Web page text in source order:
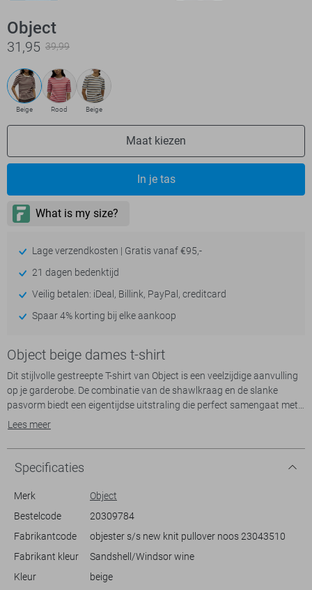
Object
31,95 39,99
Beige Rood Beige
Maat kiezen
In je tas
Lage verzendkosten | Gratis vanaf €95,-
21 dagen bedenktijd
Veilig betalen: iDeal, Billink, PayPal, creditcard
Spaar 4% korting bij elke aankoop
Object beige dames t-shirt
Dit stijlvolle gestreepte T-shirt van Object is een veelzijdige aanvulling
op je garderobe. De combinatie van de shawlkraag en de slanke
pasvorm biedt een eigentijdse uitstraling die perfect samengaat met
de tijdloze streepprint in dieprood en crème. Het materiaal van 70%
duurzaam. Dankzij de korte mouwen is dit T-shirt ideaal voor een
casual dagje uit maar ook voor een ontspannen werkdag.
Het T-shirt heeft een normale lengte en de knitwear-stijl voegt net dat
weekendbrunch gaat of een dagje door de stad slentert, dit T-shirt
van Object geeft je een moeiteloze en stijlvolle look. Combineer het
met een leuke rok of je favoriete jeans voor een frisse en moderne
seizoen.
Lees meer
Specificaties
Merk
Object
Bestelcode
20309784
Fabrikantcode
objester s/s new knit pullover noos 23043510
Fabrikant kleur
Sandshell/Windsor wine
Kleur
beige